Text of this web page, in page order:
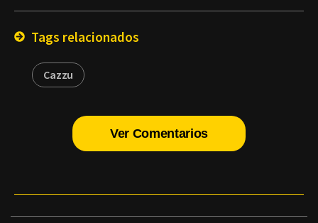
Tags relacionados
Cazzu
Ver Comentarios